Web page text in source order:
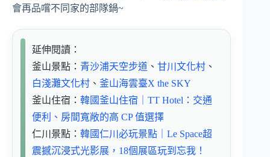
會再品嚐不同家的部隊鍋~
延伸閱讀：
釜山景點： 青沙浦天空步道 、 甘川文化村 、
白淺灘文化村 、 釜山海雲臺X the SKY
釜山住宿： 韓國釜山住宿｜TT Hotel：交通
便利、房間寬敞的高 CP 值選擇
仁川景點： 韓國仁川必玩景點｜Le Space超
震撼沉浸式光影展，18個展區玩到忘我！